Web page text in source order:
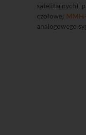
satelitarnych)
czołowej
analogowego